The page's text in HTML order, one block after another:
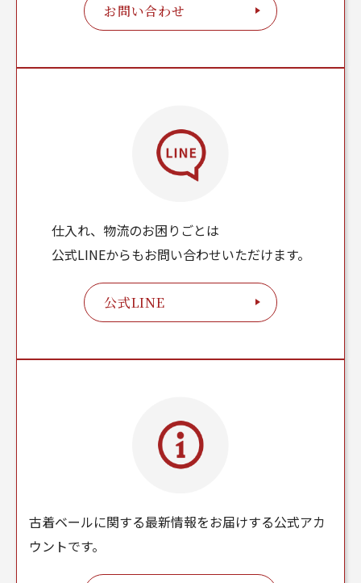
お問い合わせ
仕入れ、物流のお困りごとは
公式LINEからもお問い合わせいただけます。
公式LINE
古着ベールに関する最新情報をお届けする公式アカ
ウントです。